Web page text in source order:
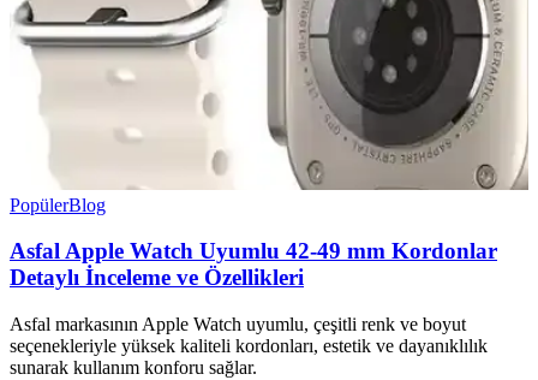
PopülerBlog
Asfal Apple Watch Uyumlu 42-49 mm Kordonlar
Detaylı İnceleme ve Özellikleri
Asfal markasının Apple Watch uyumlu, çeşitli renk ve boyut
seçenekleriyle yüksek kaliteli kordonları, estetik ve dayanıklılık
sunarak kullanım konforu sağlar.